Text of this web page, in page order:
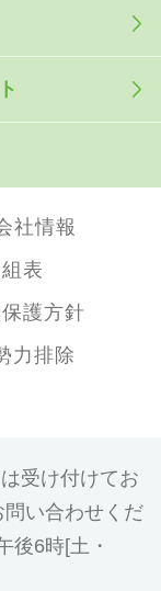
社情報
表
護方針
力排除
受け付けてお
問い合わせくだ
後6時[土・